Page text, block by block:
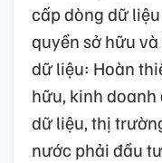
cấp dòng dữ
quyền sở hữu
dữ liệu: Hoàn
hữu, kinh
dữ liệu, thị
nước phải đầu